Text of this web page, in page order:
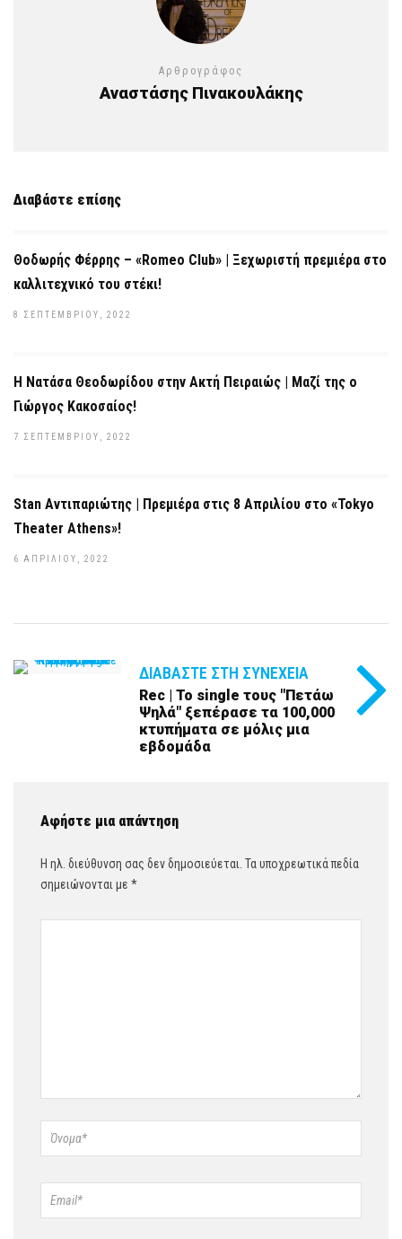
Αρθρογράφος
Αναστάσης Πινακουλάκης
Διαβάστε επίσης
Θοδωρής Φέρρης – «Romeo Club» | Ξεχωριστή πρεμιέρα στο
καλλιτεχνικό του στέκι!
8 ΣΕΠΤΕΜΒΡΊΟΥ, 2022
Η Νατάσα Θεοδωρίδου στην Ακτή Πειραιώς | Μαζί της ο
Γιώργος Κακοσαίος!
7 ΣΕΠΤΕΜΒΡΊΟΥ, 2022
Stan Αντιπαριώτης | Πρεμιέρα στις 8 Απριλίου στο «Tokyo
Theater Athens»!
6 ΑΠΡΙΛΊΟΥ, 2022
ΔΙΑΒΆΣΤΕ ΣΤΗ ΣΥΝΈΧΕΙΑ
Rec | Το single τους "Πετάω
Ψηλά" ξεπέρασε τα 100,000
κτυπήματα σε μόλις μια
εβδομάδα
Αφήστε μια απάντηση
Η ηλ. διεύθυνση σας δεν δημοσιεύεται. Τα υποχρεωτικά πεδία
σημειώνονται με *